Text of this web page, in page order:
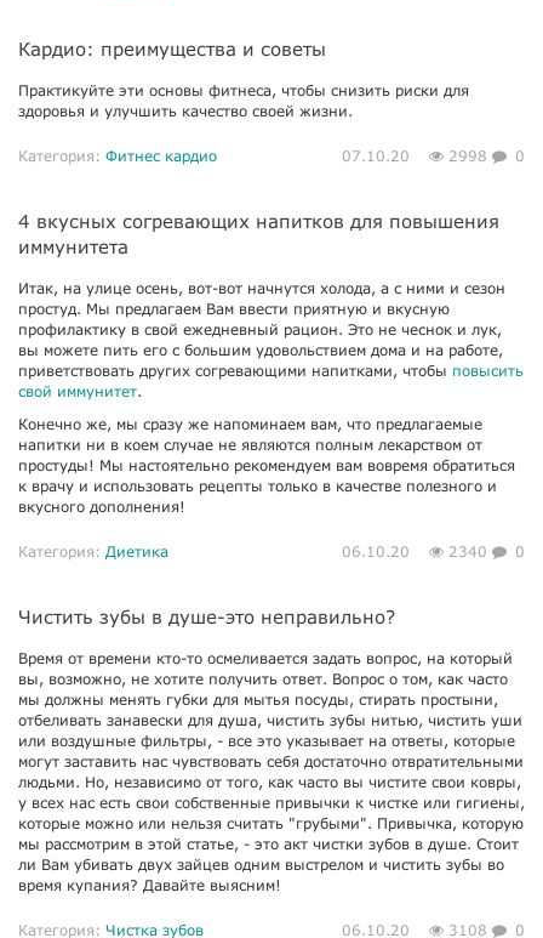
Кардио: преимущества и советы
Практикуйте эти основы фитнеса, чтобы снизить риски для
здоровья и улучшить качество своей жизни.
Категория: Фитнес кардио 07.10.20 2998 0
4 вкусных согревающих напитков для повышения
иммунитета
Итак, на улице осень, вот-вот начнутся холода, а с ними и сезон
простуд. Мы предлагаем Вам ввести приятную и вкусную
профилактику в свой ежедневный рацион. Это не чеснок и лук,
вы можете пить его с большим удовольствием дома и на работе,
приветствовать других согревающими напитками, чтобы повысить
свой иммунитет.
Конечно же, мы сразу же напоминаем вам, что предлагаемые
напитки ни в коем случае не являются полным лекарством от
простуды! Мы настоятельно рекомендуем вам вовремя обратиться
к врачу и использовать рецепты только в качестве полезного и
вкусного дополнения!
Категория: Диетика 06.10.20 2340 0
Чистить зубы в душе-это неправильно?
Время от времени кто-то осмеливается задать вопрос, на который
вы, возможно, не хотите получить ответ. Вопрос о том, как часто
мы должны менять губки для мытья посуды, стирать простыни,
отбеливать занавески для душа, чистить зубы нитью, чистить уши
или воздушные фильтры, - все это указывает на ответы, которые
могут заставить нас чувствовать себя достаточно отвратительными
людьми. Но, независимо от того, как часто вы чистите свои ковры,
у всех нас есть свои собственные привычки к чистке или гигиены,
которые можно или нельзя считать "грубыми". Привычка, которую
мы рассмотрим в этой статье, - это акт чистки зубов в душе. Стоит
ли Вам убивать двух зайцев одним выстрелом и чистить зубы во
время купания? Давайте выясним!
Категория: Чистка зубов 06.10.20 3108 0